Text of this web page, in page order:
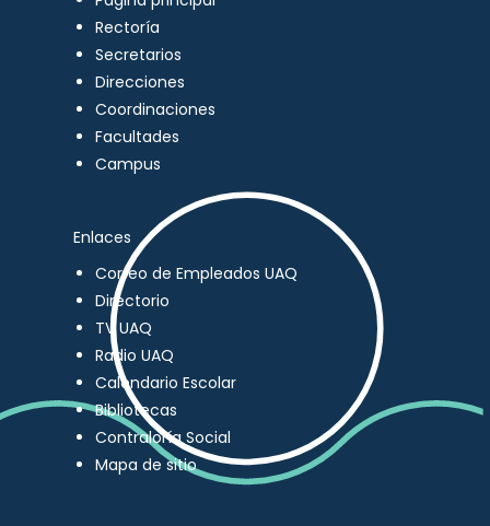
Rectoría
Secretarios
Direcciones
Coordinaciones
Facultades
Campus
Enlaces
Correo de Empleados UAQ
Directorio
TV UAQ
Radio UAQ
Calendario Escolar
Bibliotecas
Contraloría Social
Mapa de sitio